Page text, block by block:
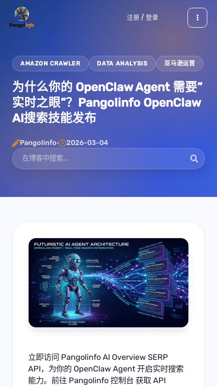
注册 / 登录
AMAZON CRAWLER DATA ANALYSIS 亚马逊运营
为什么你的 OpenClaw Agent 需要”
实时之眼”？Pangolinfo OpenClaw
AI搜索技能发布
Pangolinfo 2026-03-04
立即访问 Pangolinfo AI Overview SERP
API ，为你的 OpenClaw Agent 开启实时搜索
能力。前往 Pangolinfo 控制台 获取 API